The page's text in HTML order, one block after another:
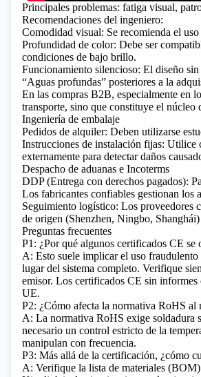
Principales problemas: fatiga visual,
Recomendaciones del ingeniero:
Comodidad visual: Se recomienda el
Profundidad de color: Debe ser
condiciones de bajo brillo.
Funcionamiento silencioso: El diseño
“Aguas profundas” posteriores a la
En las compras B2B, especialmente en
transporte, sino que constituye el núcleo
Ingeniería de embalaje
Pedidos de alquiler: Deben utilizarse
Instrucciones de instalación fijas: Utilice
externamente para detectar daños
Despacho de aduanas e Incoterms
DDP (Entrega con derechos pagados):
Los fabricantes confiables gestionan los
Seguimiento logístico: Los proveedores
de origen (Shenzhen, Ningbo,
Preguntas frecuentes
P1: ¿Por qué algunos certificados CE se
A: Esto suele implicar el uso
lugar del sistema completo. Verifique
emisor. Los certificados CE sin
UE.
P2: ¿Cómo afecta la normativa RoHS
A: La normativa RoHS exige soldadura
necesario un control estricto de la
manipulan con frecuencia.
P3: Más allá de la certificación, ¿cómo
A: Verifique la lista de materiales